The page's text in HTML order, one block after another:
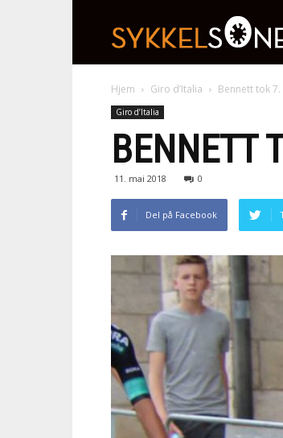
Hjem Giro d’Italia Bennett tok
Giro d’Italia
BENNETT
11. mai 2018 0
Del på Facebook